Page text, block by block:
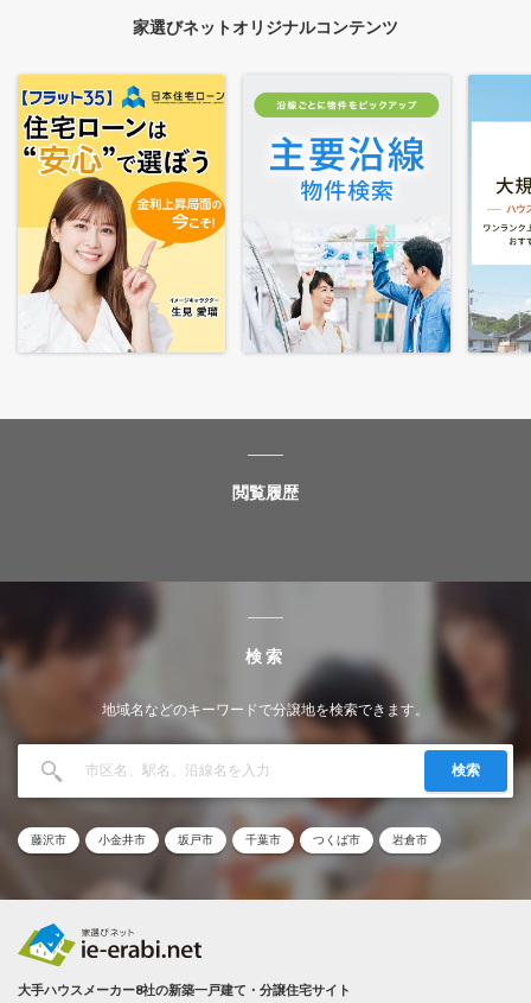
家選びネットオリジナルコンテンツ
閲覧履歴
検索
地域名などのキーワードで分譲地を検索できます。
検索
藤沢市 小金井市 坂戸市 千葉市 つくば市 岩倉市
大手ハウスメーカー8社の新築一戸建て・分譲住宅サイト